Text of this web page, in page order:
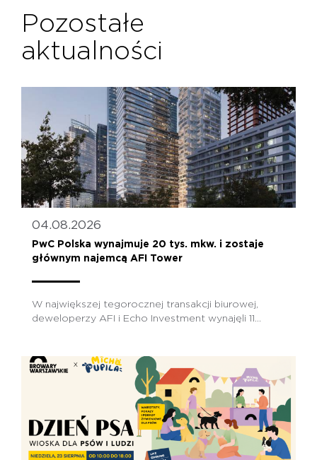
Pozostałe
aktualności
04.08.2026
PwC Polska wynajmuje 20 tys. mkw. i zostaje
głównym najemcą AFI Tower
W największej tegorocznej transakcji biurowej,
deweloperzy AFI i Echo Investment wynajęli 11...